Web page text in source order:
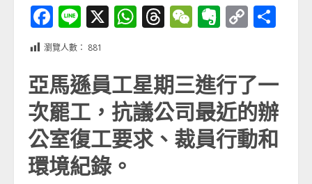
Facebook
Line
X WhatsApp
Threads
WeChat
Evernote
Copy
Link
瀏覽人數： 881
亞馬遜員工星期三進行了一
次罷工，抗議公司最近的辦
公室復工要求、裁員行動和
環境紀錄。